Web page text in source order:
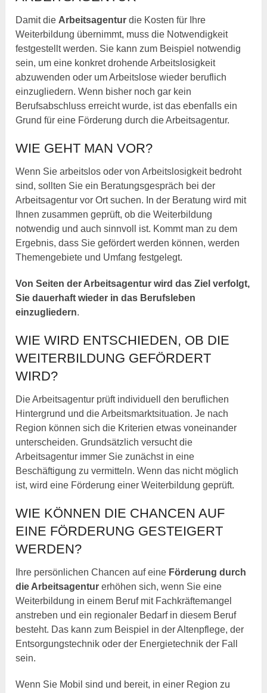
Damit die Arbeitsagentur die Kosten für Ihre
Weiterbildung übernimmt, muss die Notwendigkeit
festgestellt werden. Sie kann zum Beispiel notwendig
sein, um eine konkret drohende Arbeitslosigkeit
abzuwenden oder um Arbeitslose wieder beruflich
einzugliedern. Wenn bisher noch gar kein
Berufsabschluss erreicht wurde, ist das ebenfalls ein
Grund für eine Förderung durch die Arbeitsagentur.
WIE GEHT MAN VOR?
Wenn Sie arbeitslos oder von Arbeitslosigkeit bedroht
sind, sollten Sie ein Beratungsgespräch bei der
Arbeitsagentur vor Ort suchen. In der Beratung wird mit
Ihnen zusammen geprüft, ob die Weiterbildung
notwendig und auch sinnvoll ist. Kommt man zu dem
Ergebnis, dass Sie gefördert werden können, werden
Themengebiete und Umfang festgelegt.
Von Seiten der Arbeitsagentur wird das Ziel verfolgt,
Sie dauerhaft wieder in das Berufsleben
einzugliedern.
WIE WIRD ENTSCHIEDEN, OB DIE
WEITERBILDUNG GEFÖRDERT
WIRD?
Die Arbeitsagentur prüft individuell den beruflichen
Hintergrund und die Arbeitsmarktsituation. Je nach
Region können sich die Kriterien etwas voneinander
unterscheiden. Grundsätzlich versucht die
Arbeitsagentur immer Sie zunächst in eine
Beschäftigung zu vermitteln. Wenn das nicht möglich
ist, wird eine Förderung einer Weiterbildung geprüft.
WIE KÖNNEN DIE CHANCEN AUF
EINE FÖRDERUNG GESTEIGERT
WERDEN?
Ihre persönlichen Chancen auf eine Förderung durch
die Arbeitsagentur erhöhen sich, wenn Sie eine
Weiterbildung in einem Beruf mit Fachkräftemangel
anstreben und ein regionaler Bedarf in diesem Beruf
besteht. Das kann zum Beispiel in der Altenpflege, der
Entsorgungstechnik oder der Energietechnik der Fall
sein.
Wenn Sie Mobil sind und bereit, in einer Region zu